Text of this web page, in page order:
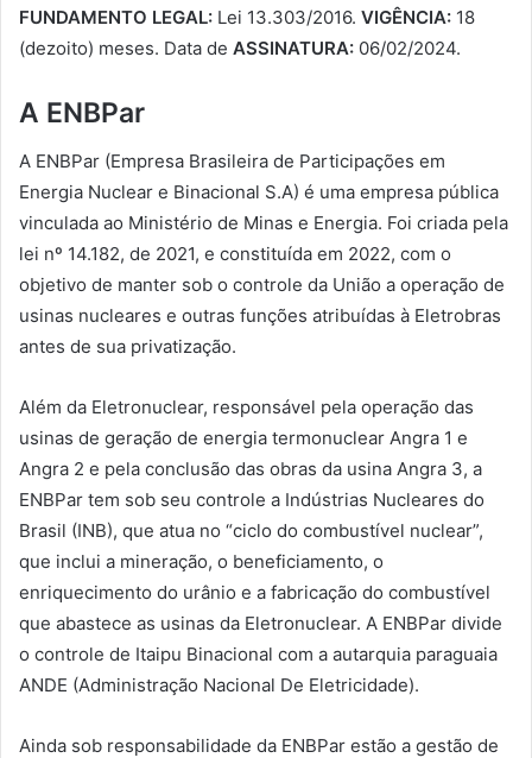
FUNDAMENTO LEGAL: Lei 13.303/2016. VIGÊNCIA: 18
(dezoito) meses. Data de ASSINATURA: 06/02/2024.
A ENBPar
A ENBPar (Empresa Brasileira de Participações em
Energia Nuclear e Binacional S.A) é uma empresa pública
vinculada ao Ministério de Minas e Energia. Foi criada pela
lei nº 14.182, de 2021, e constituída em 2022, com o
objetivo de manter sob o controle da União a operação de
usinas nucleares e outras funções atribuídas à Eletrobras
antes de sua privatização.
Além da Eletronuclear, responsável pela operação das
usinas de geração de energia termonuclear Angra 1 e
Angra 2 e pela conclusão das obras da usina Angra 3, a
ENBPar tem sob seu controle a Indústrias Nucleares do
Brasil (INB), que atua no “ciclo do combustível nuclear”,
que inclui a mineração, o beneficiamento, o
enriquecimento do urânio e a fabricação do combustível
que abastece as usinas da Eletronuclear. A ENBPar divide
o controle de Itaipu Binacional com a autarquia paraguaia
ANDE (Administração Nacional De Eletricidade).
Ainda sob responsabilidade da ENBPar estão a gestão de